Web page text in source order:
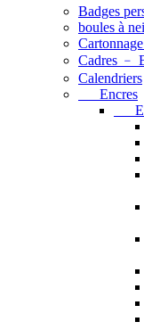
Badges
boules à
Cadres ﹣
Calendriers
Encres